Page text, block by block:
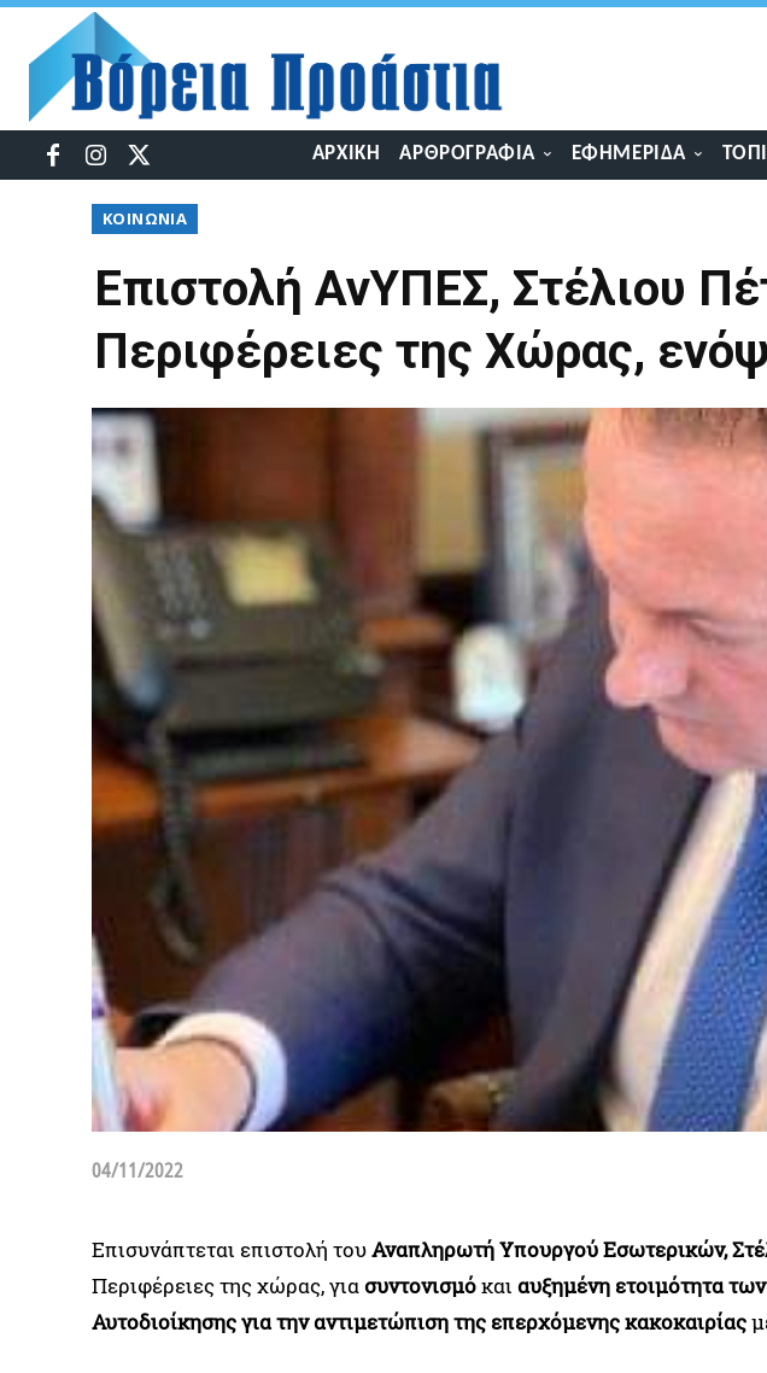
ΑΡΧΙΚΉ ΑΡΘΡΟΓΡΑΦΊΑ ΕΦΗΜΕΡΊΔΑ
ΚΟΙΝΩΝΊΑ
Επιστολή ΑνΥΠΕΣ, Στέλιου
Περιφέρειες της Χώρας,
04/11/2022
Επισυνάπτεται επιστολή τουΑναπληρωτή Υπουργού Εσωτερικών,
Περιφέρειες της χώρας, γιασυντονισμόκαι αυξημένη ετοιμότητα
Αυτοδιοίκησηςγια την αντιμετώπιση της επερχόμενης κακοκαιρίας